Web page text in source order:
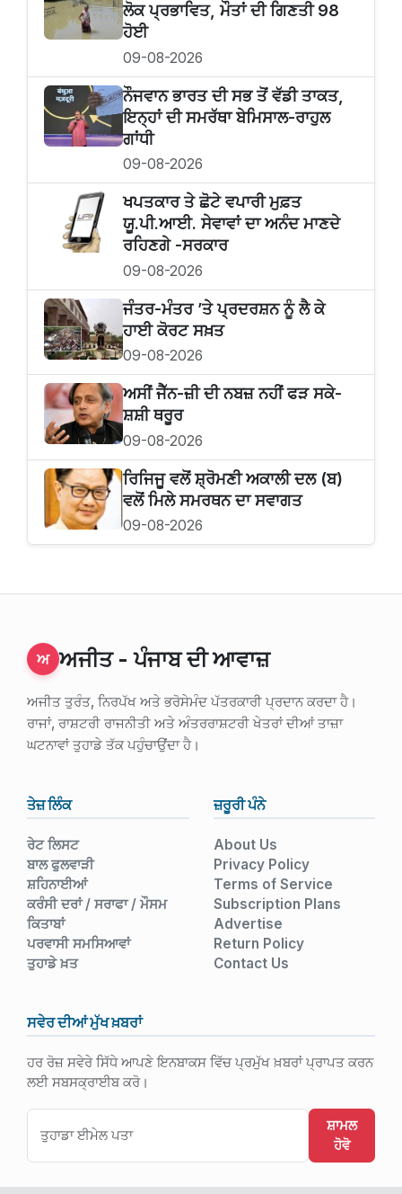
ਲੋਕ ਪ੍ਰਭਾਵਿਤ, ਮੌਤਾਂ ਦੀ ਗਿਣਤੀ 98
ਹੋਈ
09-08-2026
ਨੌਜਵਾਨ ਭਾਰਤ ਦੀ ਸਭ ਤੋਂ ਵੱਡੀ ਤਾਕਤ,
ਇਨ੍ਹਾਂ ਦੀ ਸਮਰੱਥਾ ਬੇਮਿਸਾਲ-ਰਾਹੁਲ
ਗਾਂਧੀ
09-08-2026
ਖਪਤਕਾਰ ਤੇ ਛੋਟੇ ਵਪਾਰੀ ਮੁਫ਼ਤ
ਯੂ.ਪੀ.ਆਈ. ਸੇਵਾਵਾਂ ਦਾ ਅਨੰਦ ਮਾਣਦੇ
ਰਹਿਣਗੇ -ਸਰਕਾਰ
09-08-2026
ਜੰਤਰ-ਮੰਤਰ ’ਤੇ ਪ੍ਰਦਰਸ਼ਨ ਨੂੰ ਲੈ ਕੇ
ਹਾਈ ਕੋਰਟ ਸਖ਼ਤ
09-08-2026
ਅਸੀਂ ਜੈੱਨ-ਜ਼ੀ ਦੀ ਨਬਜ਼ ਨਹੀਂ ਫੜ ਸਕੇ-
ਸ਼ਸ਼ੀ ਥਰੂਰ
09-08-2026
ਰਿਜਿਜੂ ਵਲੋਂ ਸ਼੍ਰੋਮਣੀ ਅਕਾਲੀ ਦਲ (ਬ)
ਵਲੋਂ ਮਿਲੇ ਸਮਰਥਨ ਦਾ ਸਵਾਗਤ
09-08-2026
ਅ ਅਜੀਤ - ਪੰਜਾਬ ਦੀ ਆਵਾਜ਼
ਅਜੀਤ ਤੁਰੰਤ, ਨਿਰਪੱਖ ਅਤੇ ਭਰੋਸੇਮੰਦ ਪੱਤਰਕਾਰੀ ਪ੍ਰਦਾਨ ਕਰਦਾ ਹੈ।
ਰਾਜਾਂ, ਰਾਸ਼ਟਰੀ ਰਾਜਨੀਤੀ ਅਤੇ ਅੰਤਰਰਾਸ਼ਟਰੀ ਖੇਤਰਾਂ ਦੀਆਂ ਤਾਜ਼ਾ
ਘਟਨਾਵਾਂ ਤੁਹਾਡੇ ਤੱਕ ਪਹੁੰਚਾਉਂਦਾ ਹੈ।
ਤੇਜ਼ ਲਿੰਕ
ਰੇਟ ਲਿਸਟ
ਬਾਲ ਫੁਲਵਾੜੀ
ਸ਼ਹਿਨਾਈਆਂ
ਕਰੰਸੀ ਦਰਾਂ / ਸਰਾਫਾ / ਮੌਸਮ
ਕਿਤਾਬਾਂ
ਪਰਵਾਸੀ ਸਮਸਿਆਵਾਂ
ਤੁਹਾਡੇ ਖ਼ਤ
ਜ਼ਰੂਰੀ ਪੰਨੇ
About Us
Privacy Policy
Terms of Service
Subscription Plans
Advertise
Return Policy
Contact Us
ਸਵੇਰ ਦੀਆਂ ਮੁੱਖ ਖ਼ਬਰਾਂ
ਹਰ ਰੋਜ਼ ਸਵੇਰੇ ਸਿੱਧੇ ਆਪਣੇ ਇਨਬਾਕਸ ਵਿੱਚ ਪ੍ਰਮੁੱਖ ਖ਼ਬਰਾਂ ਪ੍ਰਾਪਤ ਕਰਨ
ਲਈ ਸਬਸਕ੍ਰਾਈਬ ਕਰੋ।
ਸ਼ਾਮਲ
ਹੋਵੋ